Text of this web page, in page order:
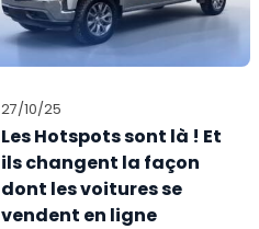
27/10/25
Les Hotspots sont là ! Et
ils changent la façon
dont les voitures se
vendent en ligne